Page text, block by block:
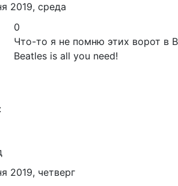
2019, среда
0
Что-то я не помню этих ворот в
Beatles is all you need!
2019, четверг